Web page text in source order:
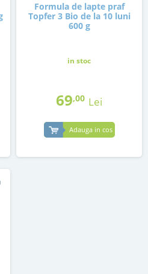
Formula de lapte praf
Topfer 3 Bio de la 10 luni
600 g
in stoc
69,00 Lei
Adauga in cos